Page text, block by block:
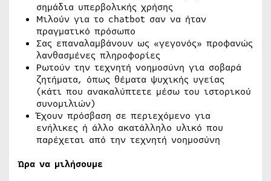
σημάδια υπερβολικής χρήσης
Μιλούν για το chatbot σαν να ήταν
πραγματικό πρόσωπο
Σας επαναλαμβάνουν ως «γεγονός» προφανώς
λανθασμένες πληροφορίες
Ρωτούν την τεχνητή νοημοσύνη για σοβαρά
ζητήματα, όπως θέματα ψυχικής υγείας
(κάτι που ανακαλύπτετε μέσω του ιστορικού
συνομιλιών)
Έχουν πρόσβαση σε περιεχόμενο για
ενήλικες ή άλλο ακατάλληλο υλικό που
παρέχεται από την τεχνητή νοημοσύνη
Ώρα να μιλήσουμε